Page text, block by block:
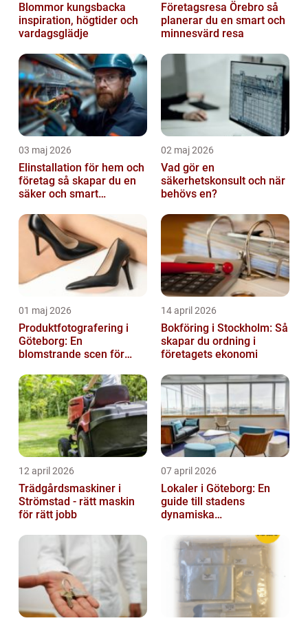
Blommor kungsbacka
inspiration, högtider och
vardagsglädje
Företagsresa Örebro så
planerar du en smart och
minnesvärd resa
03 maj 2026
Elinstallation för hem och
företag så skapar du en
säker och smart
02 maj 2026
Vad gör en
säkerhetskonsult och när
behövs en?
01 maj 2026
Produktfotografering i
Göteborg: En
blomstrande scen för
14 april 2026
Bokföring i Stockholm: Så
skapar du ordning i
företagets ekonomi
12 april 2026
Trädgårdsmaskiner i
Strömstad - rätt maskin
för rätt jobb
07 april 2026
Lokaler i Göteborg: En
guide till stadens
dynamiska